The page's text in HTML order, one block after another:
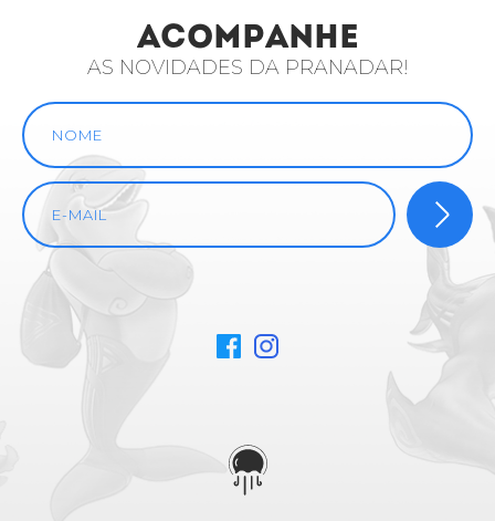
ACOMPANHE
AS NOVIDADES DA PRANADAR!